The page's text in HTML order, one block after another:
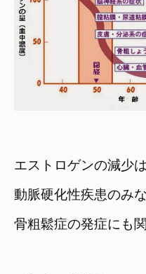
エストロゲンの減少は
動脈硬化性疾患のみ